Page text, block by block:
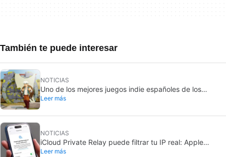
También te puede interesar
NOTICIAS
Uno de los mejores juegos indie españoles de los
últimos años está gratis en Steam durante los próximos
Leer más
NOTICIAS
iCloud Private Relay puede filtrar tu IP real: Apple
investiga el fallo
Leer más